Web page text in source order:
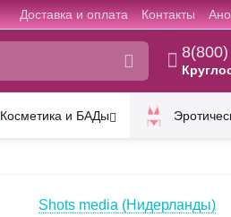
Доставка и оплата Контакты
8(800)
Косметика и БАДы
Shots media (Нидерланды)